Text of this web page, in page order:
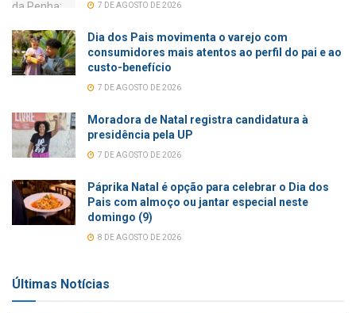
7 DE AGOSTO DE 2026
Dia dos Pais movimenta o varejo com
consumidores mais atentos ao perfil do pai e ao
custo-benefício
7 DE AGOSTO DE 2026
Moradora de Natal registra candidatura à
presidência pela UP
7 DE AGOSTO DE 2026
Páprika Natal é opção para celebrar o Dia dos
Pais com almoço ou jantar especial neste
domingo (9)
8 DE AGOSTO DE 2026
Últimas Notícias